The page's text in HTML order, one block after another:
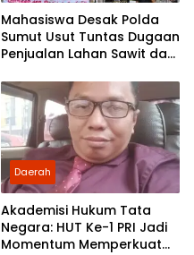
Mahasiswa Desak Polda
Sumut Usut Tuntas Dugaan
Penjualan Lahan Sawit dan
Partai Demokrat Sumut
Daerah
Akademisi Hukum Tata
Negara: HUT Ke-1 PRI Jadi
Momentum Memperkuat